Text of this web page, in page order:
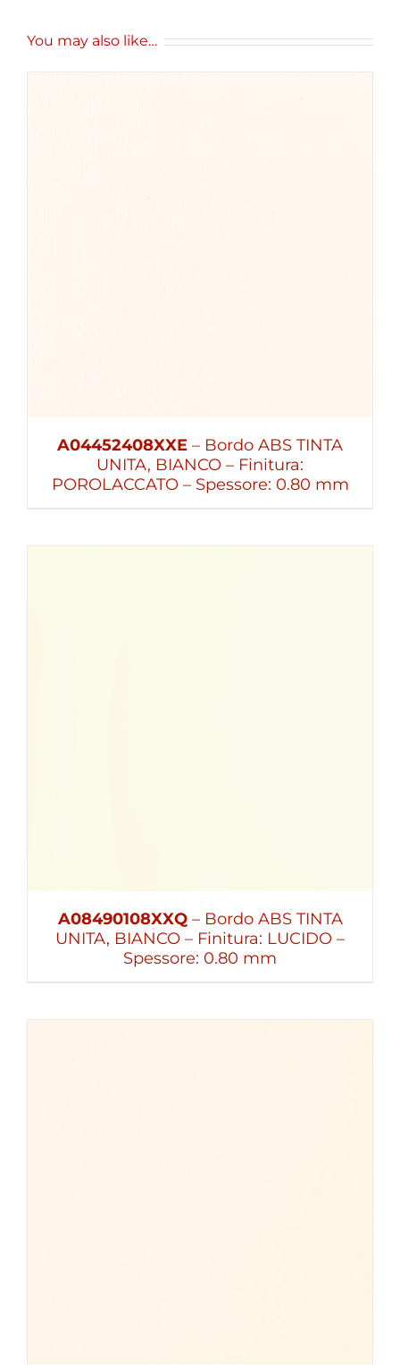
You may also like…
A04452408XXE – Bordo ABS TINTA
UNITA, BIANCO – Finitura:
POROLACCATO – Spessore: 0.80 mm
A08490108XXQ – Bordo ABS TINTA
UNITA, BIANCO – Finitura: LUCIDO –
Spessore: 0.80 mm